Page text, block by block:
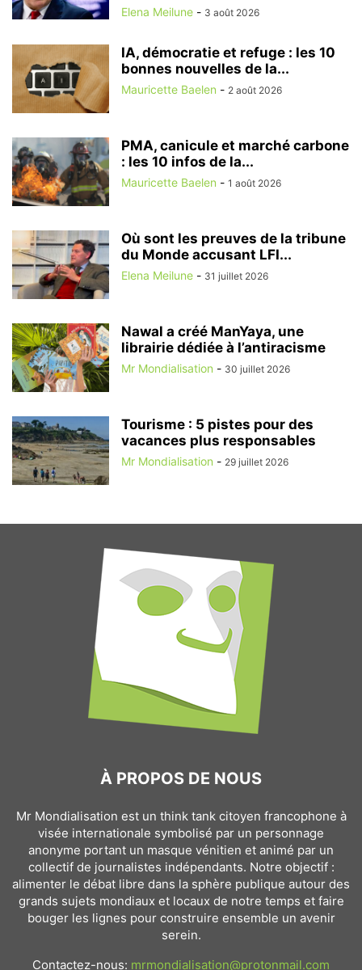
Elena Meilune - 3 août 2026
IA, démocratie et refuge : les 10
bonnes nouvelles de la...
Mauricette Baelen - 2 août 2026
PMA, canicule et marché carbone
: les 10 infos de la...
Mauricette Baelen - 1 août 2026
Où sont les preuves de la tribune
du Monde accusant LFI...
Elena Meilune - 31 juillet 2026
Nawal a créé ManYaya, une
librairie dédiée à l’antiracisme
Mr Mondialisation - 30 juillet 2026
Tourisme : 5 pistes pour des
vacances plus responsables
Mr Mondialisation - 29 juillet 2026
À PROPOS DE NOUS
Mr Mondialisation est un think tank citoyen francophone à
visée internationale symbolisé par un personnage
anonyme portant un masque vénitien et animé par un
collectif de journalistes indépendants. Notre objectif :
alimenter le débat libre dans la sphère publique autour des
grands sujets mondiaux et locaux de notre temps et faire
bouger les lignes pour construire ensemble un avenir
serein.
Contactez-nous: mrmondialisation@protonmail.com